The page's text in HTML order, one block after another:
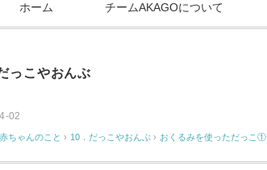
ホーム チームAKAGOについて
っこやおんぶ
02
赤ちゃんのこと › 10．だっこやおんぶ › おくるみを使っただっこ①